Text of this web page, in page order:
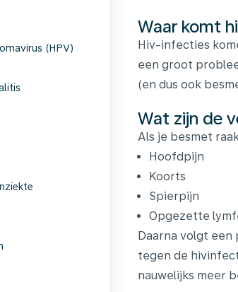
(HPV)
Waar komt
Hiv-infecties
een groot
(en dus ook
Wat zijn de
Als je besmet
Hoofdpijn
Koorts
Spierpijn
Opgezette
Daarna volgt
tegen de
nauwelijks meer